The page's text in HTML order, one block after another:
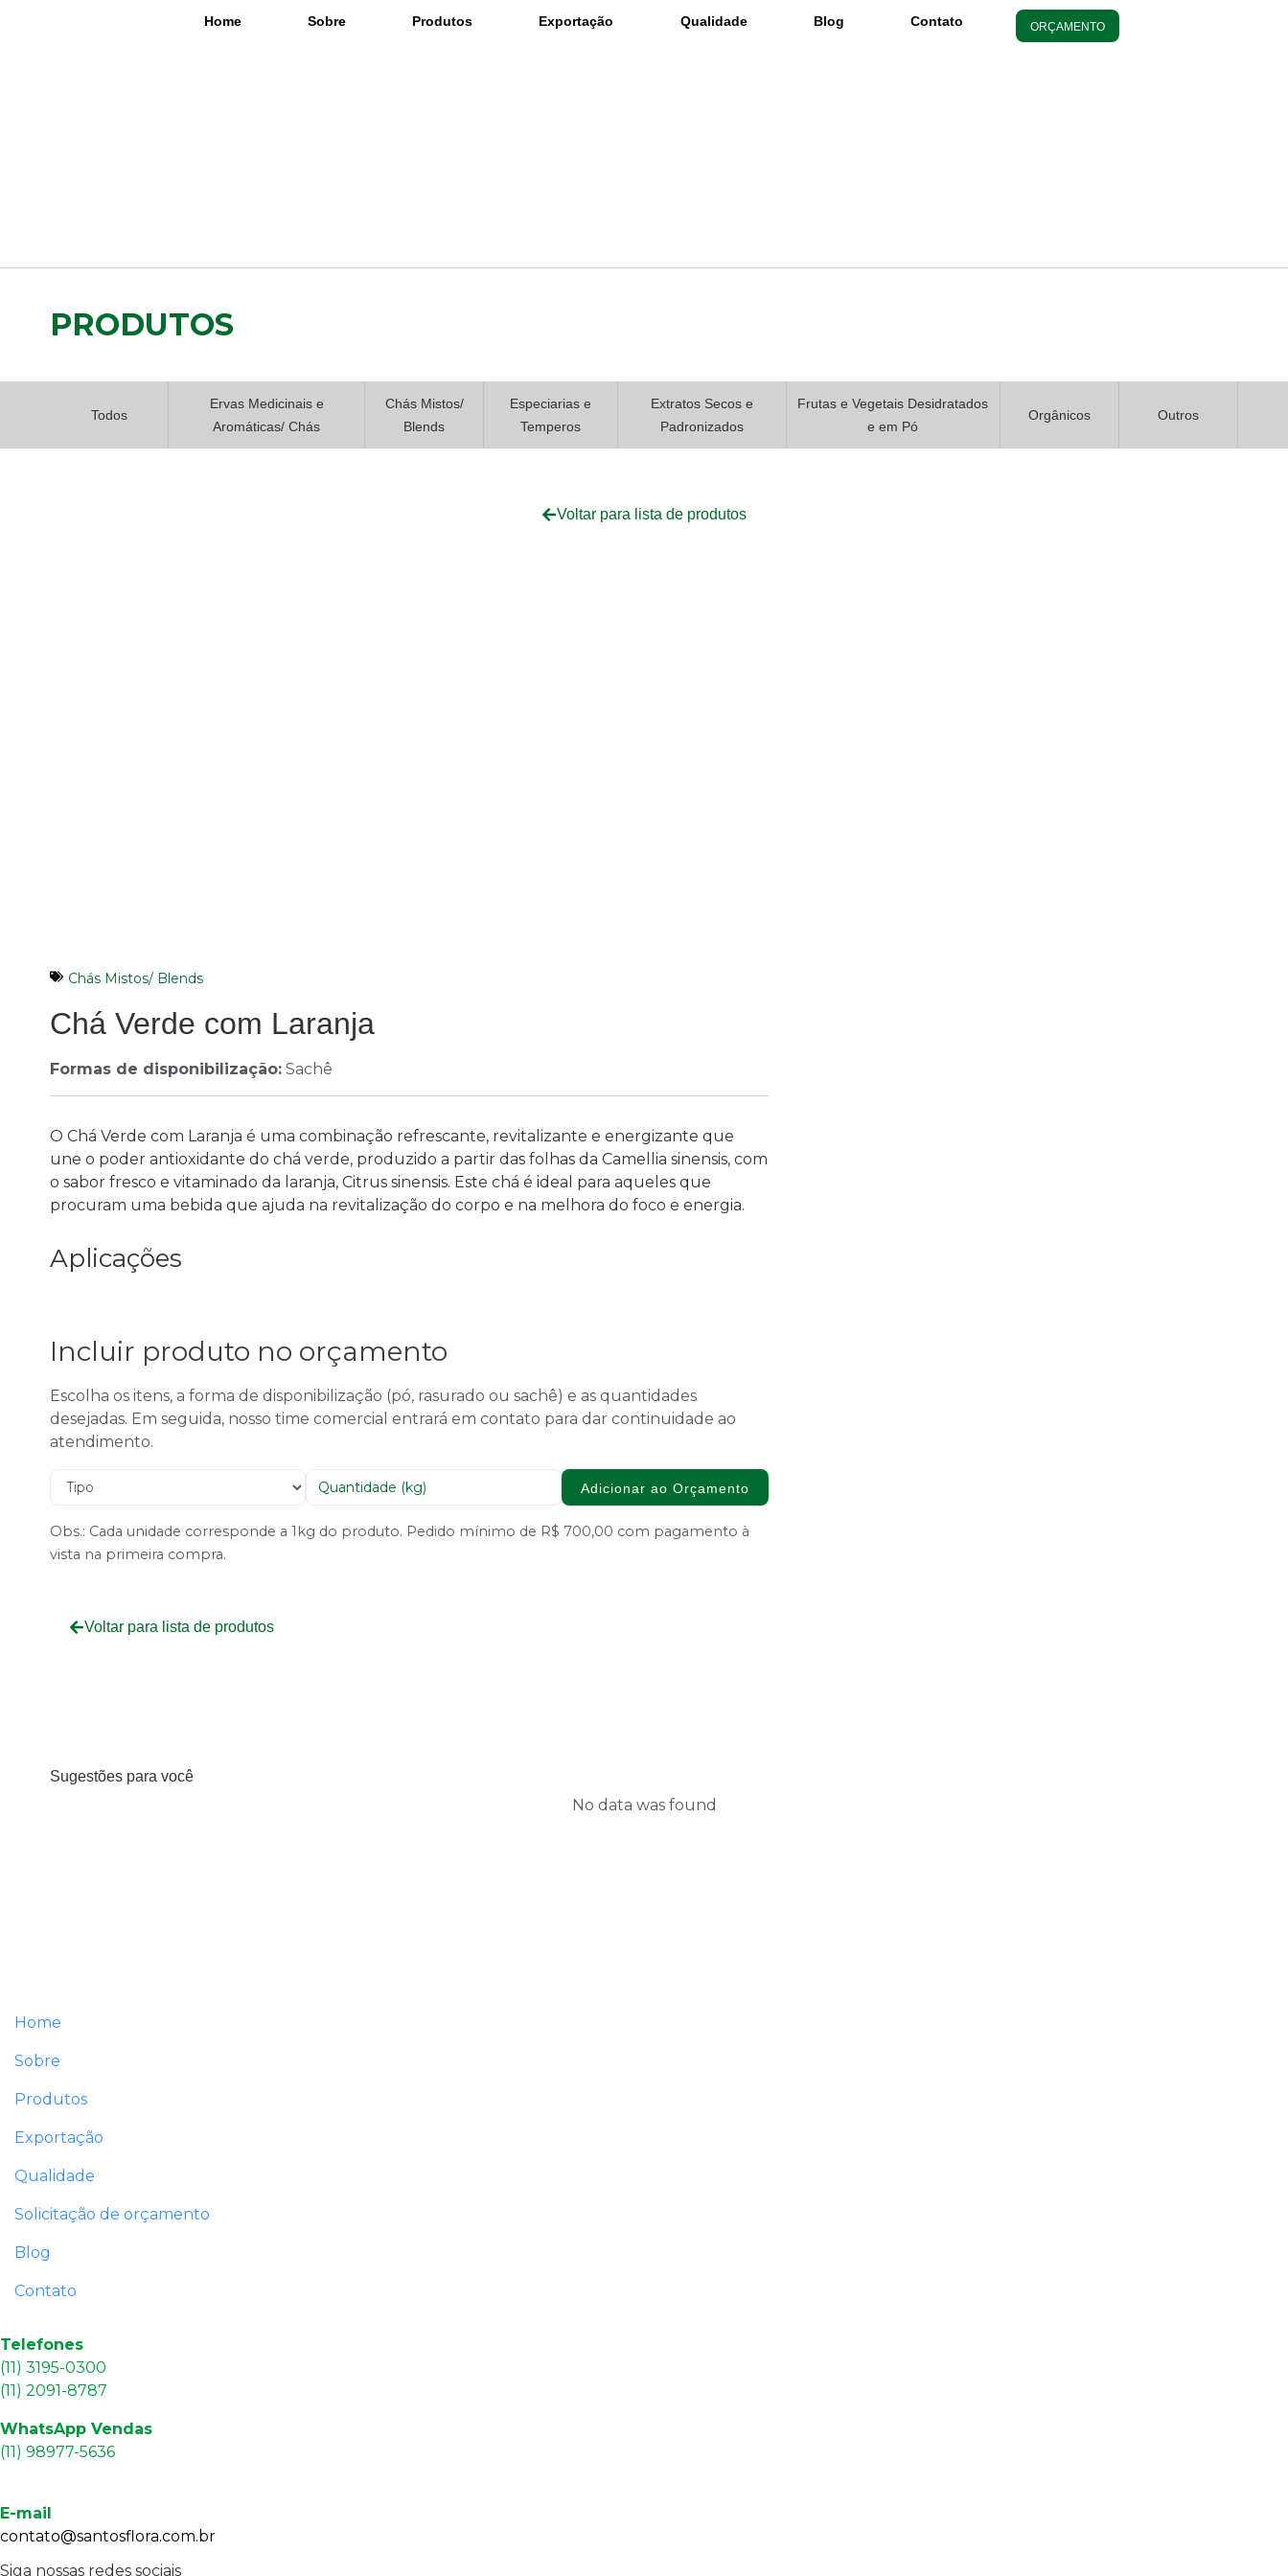
Home Sobre Produtos Exportação Qualidade Blog Contato ORÇAMENTO
PRODUTOS
Todos
Ervas Medicinais e
Aromáticas/ Chás
Chás Mistos/
Blends
Especiarias e
Temperos
Extratos Secos e
Padronizados
Frutas e Vegetais Desidratados
e em Pó
Orgânicos Outros
Voltar para lista de produtos
Chás Mistos/ Blends
Chá Verde com Laranja
Formas de disponibilização: Sachê
O Chá Verde com Laranja é uma combinação refrescante, revitalizante e energizante que
une o poder antioxidante do chá verde, produzido a partir das folhas da Camellia sinensis, com
o sabor fresco e vitaminado da laranja, Citrus sinensis. Este chá é ideal para aqueles que
procuram uma bebida que ajuda na revitalização do corpo e na melhora do foco e energia.
Aplicações
Incluir produto no orçamento
Escolha os itens, a forma de disponibilização (pó, rasurado ou sachê) e as quantidades
desejadas. Em seguida, nosso time comercial entrará em contato para dar continuidade ao
atendimento.
Adicionar ao Orçamento
Obs.: Cada unidade corresponde a 1kg do produto. Pedido mínimo de R$ 700,00 com pagamento à
vista na primeira compra.
Voltar para lista de produtos
Sugestões para você
No data was found
Home
Sobre
Produtos
Exportação
Qualidade
Solicitação de orçamento
Blog
Contato
Telefones
(11) 3195-0300
(11) 2091-8787
WhatsApp Vendas
(11) 98977-5636
E-mail
contato@santosflora.com.br
Siga nossas redes sociais